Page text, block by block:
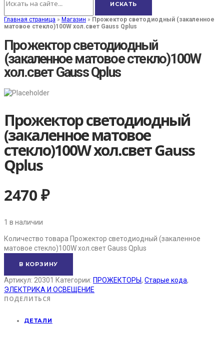
Главная страница » Магазин » Прожектор светодиодный (закаленное
матовое стекло)100W хол.свет Gauss Qplus
Прожектор светодиодный
(закаленное матовое стекло)100W
хол.свет Gauss Qplus
Прожектор светодиодный
(закаленное матовое
стекло)100W хол.свет Gauss
Qplus
2470₽
1 в наличии
Количество товара Прожектор светодиодный (закаленное
матовое стекло)100W хол.свет Gauss Qplus
В КОРЗИНУ
Артикул: 20301 Категории: ПРОЖЕКТОРЫ, Старые кода,
ЭЛЕКТРИКА И ОСВЕЩЕНИЕ
ПОДЕЛИТЬСЯ
ДЕТАЛИ